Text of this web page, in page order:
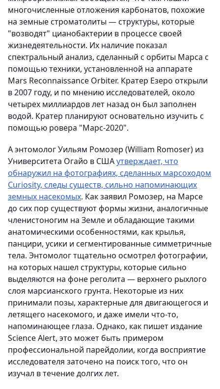
многочисленные отложения карбонатов, похожие
на земные строматолиты — структуры, которые
"возводят" цианобактерии в процессе своей
жизнедеятельности. Их наличие показал
спектральный анализ, сделанный с орбиты Марса с
помощью техники, установленной на аппарате
Mars Reconnaissance Orbiter. Кратер Езеро открыли
в 2007 году, и по мнению исследователей, около
четырех миллиардов лет назад он был заполнен
водой. Кратер планируют основательно изучить с
помощью ровера "Марс-2020".
А энтомолог Уильям Ромозер (William Romoser) из
Университета Огайо в СШАутверждает, что
обнаружил на фотографиях, сделанных марсоходом
Curiosity, следы существ, сильно напоминающих
земных насекомых. Как заявил Ромозер, на Марсе
до сих пор существуют формы жизни, аналогичные
членистоногим на Земле и обладающие такими
анатомическими особенностями, как крылья,
панцири, усики и сегментированные симметричные
тела. Энтомолог тщательно осмотрел фотографии,
на которых нашел структуры, которые сильно
выделяются на фоне реголита — верхнего рыхлого
слоя марсианского грунта. Некоторые из них
принимали позы, характерные для двигающегося и
летящего насекомого, и даже имели что-то,
напоминающее глаза. Однако, как пишет издание
Science Alert, это может быть примером
профессиональной парейдолии, когда восприятие
исследователя заточено на поиск того, что он
изучал в течение долгих лет.